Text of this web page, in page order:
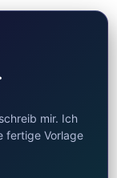
mir. Ich
fertige Vorlage